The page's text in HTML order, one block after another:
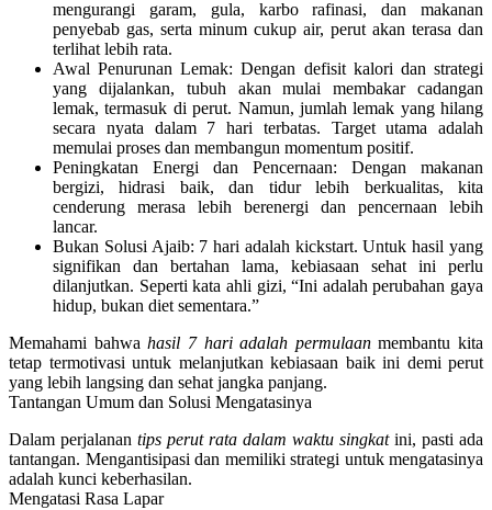
mengurangi garam, gula, karbo rafinasi, dan makanan
penyebab gas, serta minum cukup air, perut akan terasa dan
terlihat lebih rata.
Awal Penurunan Lemak: Dengan defisit kalori dan strategi
yang dijalankan, tubuh akan mulai membakar cadangan
lemak, termasuk di perut. Namun, jumlah lemak yang hilang
secara nyata dalam 7 hari terbatas. Target utama adalah
memulai proses dan membangun momentum positif.
Peningkatan Energi dan Pencernaan: Dengan makanan
bergizi, hidrasi baik, dan tidur lebih berkualitas, kita
cenderung merasa lebih berenergi dan pencernaan lebih
lancar.
Bukan Solusi Ajaib: 7 hari adalah kickstart. Untuk hasil yang
signifikan dan bertahan lama, kebiasaan sehat ini perlu
dilanjutkan. Seperti kata ahli gizi,“Ini adalah perubahan gaya
hidup, bukan diet sementara.”
Memahami bahwahasil 7 hari adalah permulaanmembantu kita
tetap termotivasi untuk melanjutkan kebiasaan baik ini demi perut
yang lebih langsing dan sehat jangka panjang.
Tantangan Umum dan Solusi Mengatasinya
Dalam perjalanan tips perut rata dalam waktu singkatini, pasti ada
tantangan. Mengantisipasi dan memiliki strategi untuk mengatasinya
adalah kunci keberhasilan.
Mengatasi Rasa Lapar